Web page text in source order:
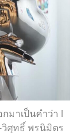
มาเป็นคำว่า I
วิศุทธิ์ พรนิมิตร